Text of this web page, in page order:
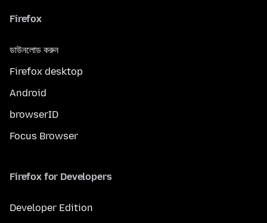
Firefox
ডাউনলোড করুন
Firefox desktop
Android
browserID
Focus Browser
Firefox for Developers
Developer Edition